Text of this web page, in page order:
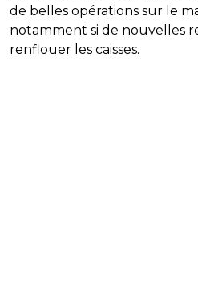
de belles opérations sur le
notamment si de nouvelles
renflouer les caisses.